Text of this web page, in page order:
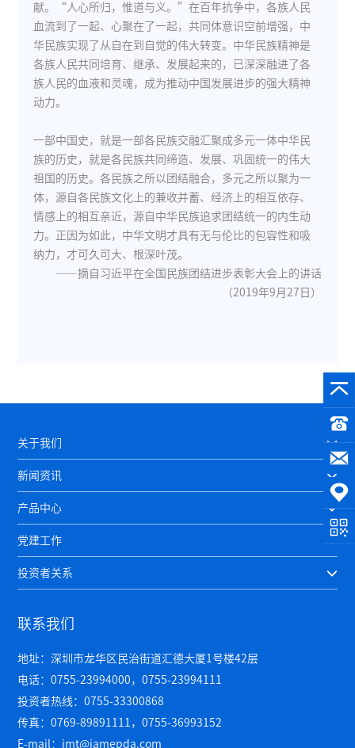
献。“人心所归，惟道与义。”在百年抗争中，各族人民
血流到了一起、心聚在了一起，共同体意识空前增强，中
华民族实现了从自在到自觉的伟大转变。中华民族精神是
各族人民共同培育、继承、发展起来的，已深深融进了各
族人民的血液和灵魂，成为推动中国发展进步的强大精神
动力。
一部中国史，就是一部各民族交融汇聚成多元一体中华民
族的历史，就是各民族共同缔造、发展、巩固统一的伟大
祖国的历史。各民族之所以团结融合，多元之所以聚为一
体，源自各民族文化上的兼收并蓄、经济上的相互依存、
情感上的相互亲近，源自中华民族追求团结统一的内生动
力。正因为如此，中华文明才具有无与伦比的包容性和吸
纳力，才可久可大、根深叶茂。
——摘自习近平在全国民族团结进步表彰大会上的讲话
（2019年9月27日）
关于我们
新闻资讯
产品中心
党建工作
投资者关系
联系我们
地址：深圳市龙华区民治街道汇德大厦1号楼42层
电话：0755-23994000，0755-23994111
投资者热线：0755-33300868
传真：0769-89891111，0755-36993152
E-mail：jmt@jamepda.com